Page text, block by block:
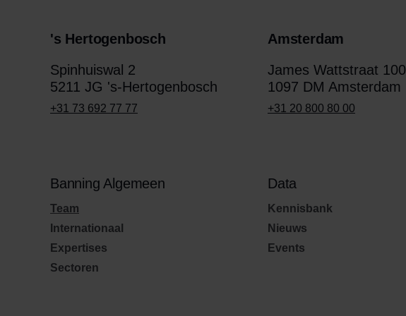
's Hertogenbosch
Spinhuiswal 2
5211 JG 's-Hertogenbosch
+31 73 692 77 77
Amsterdam
James Wattstraat 100
1097 DM Amsterdam
+31 20 800 80 00
Banning Algemeen
Team
Internationaal
Expertises
Sectoren
Data
Kennisbank
Nieuws
Events